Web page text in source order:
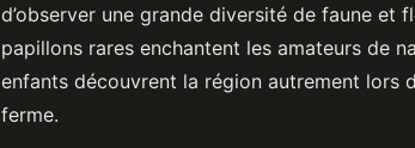
d’observer une grande diversité de faune et
papillons rares enchantent les amateurs de
enfants découvrent la région autrement lors
ferme.